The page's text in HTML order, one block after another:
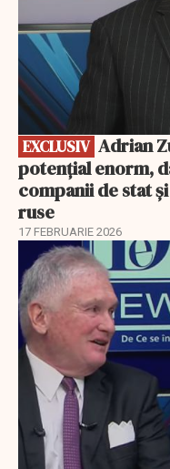
EXCLUSIV
potențial enorm,
companii de stat
ruse
17 FEBRUARIE 2026
EXCLUSIV